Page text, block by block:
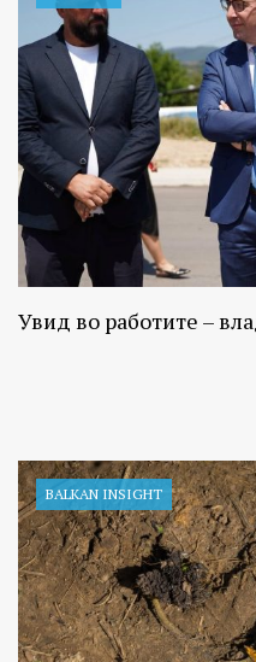
Увид во работите –
BALKAN INSIGHT